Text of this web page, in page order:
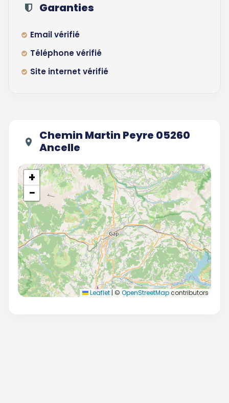
Garanties
Email vérifié
Téléphone vérifié
Site internet vérifié
Chemin Martin Peyre 05260
Ancelle
+
−
Leaflet | © OpenStreetMapcontributors